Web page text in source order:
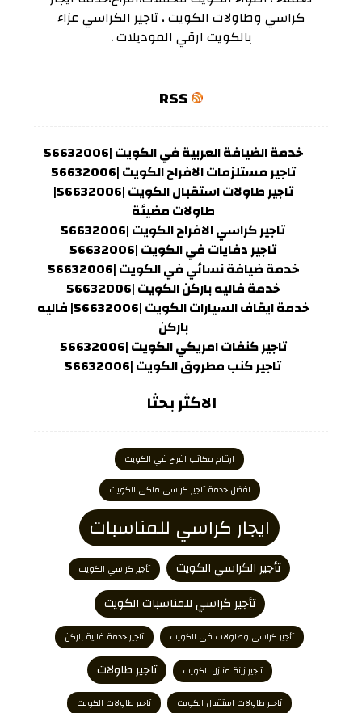
كراسي وطاولات الكويت ، تاجير الكراسي عزاء
بالكويت ارقي الموديلات .
RSS
خدمة الضيافة العربية في الكويت |56632006
تاجير مستلزمات الافراح الكويت |56632006
تاجير طاولات استقبال الكويت |56632006|
طاولات مضيئة
تاجير كراسي الافراح الكويت |56632006
تاجير دفايات في الكويت |56632006
خدمة ضيافة نسائي في الكويت |56632006
خدمة فاليه باركن الكويت |56632006
خدمة ايقاف السيارات الكويت |56632006| فاليه
باركن
تاجير كنفات امريكي الكويت |56632006
تاجير كنب مطروق الكويت |56632006
الاكثر بحثا
ارقام مكاتب افراح في الكويت
افضل خدمة تاجير كراسي ملكي الكويت
ايجار كراسي للمناسبات
تأجير الكراسي الكويت تأجير كراسي الكويت
تأجير كراسي للمناسبات الكويت
تأجير كراسي وطاولات في الكويت تاجير خدمة فالية باركن
تاجير زينة منازل الكويت تاجير طاولات
تاجير طاولات استقبال الكويت تاجير طاولات الكويت